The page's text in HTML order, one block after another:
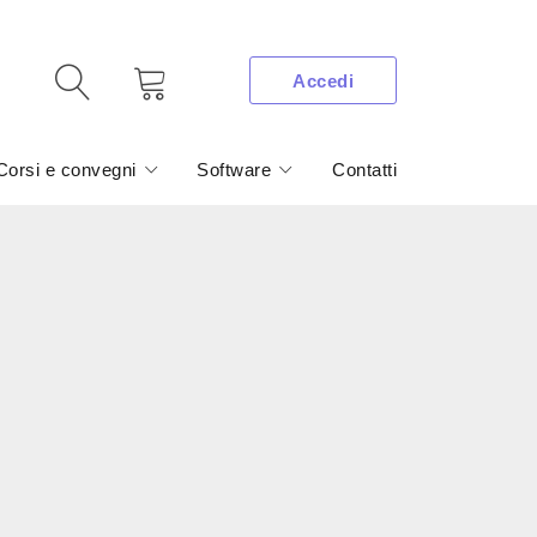
Accedi
e convegni Software Contatti